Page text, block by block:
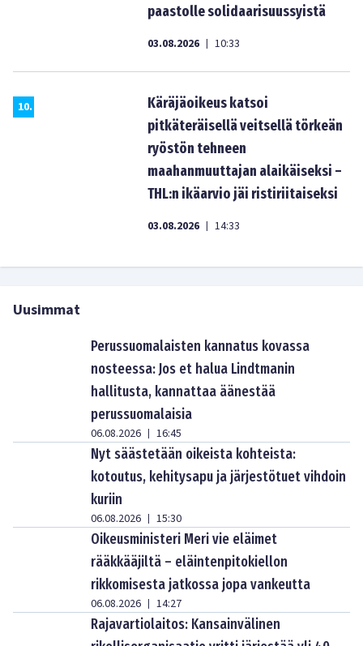
paastolle solidaarisuussyistä
03.08.2026 | 10:33
10.
Käräjäoikeus katsoi
pitkäteräisellä veitsellä törkeän
ryöstön tehneen
maahanmuuttajan alaikäiseksi –
THL:n ikäarvio jäi ristiriitaiseksi
03.08.2026 | 14:33
Uusimmat
Perussuomalaisten kannatus kovassa
nosteessa: Jos et halua Lindtmanin
hallitusta, kannattaa äänestää
perussuomalaisia
06.08.2026 | 16:45
Nyt säästetään oikeista kohteista:
kotoutus, kehitysapu ja järjestötuet vihdoin
kuriin
06.08.2026 | 15:30
Oikeusministeri Meri vie eläimet
rääkkääjiltä – eläintenpitokiellon
rikkomisesta jatkossa jopa vankeutta
06.08.2026 | 14:27
Rajavartiolaitos: Kansainvälinen